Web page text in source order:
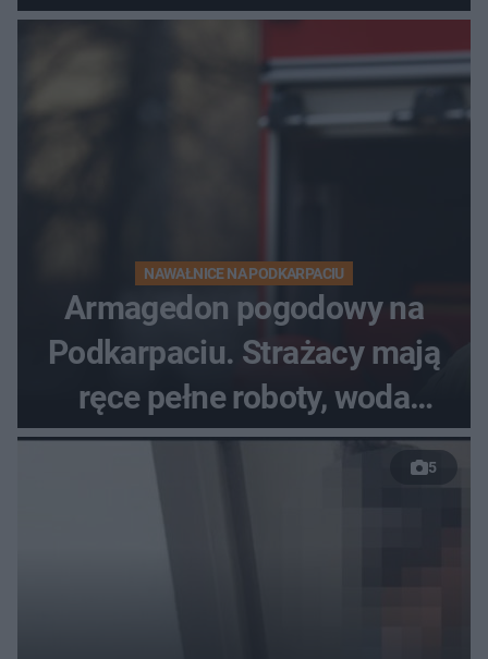
dzieci
NAWAŁNICE NA PODKARPACIU
Armagedon pogodowy na
Podkarpaciu. Strażacy mają
ręce pełne roboty, woda
zalewa posesje i budynki
5